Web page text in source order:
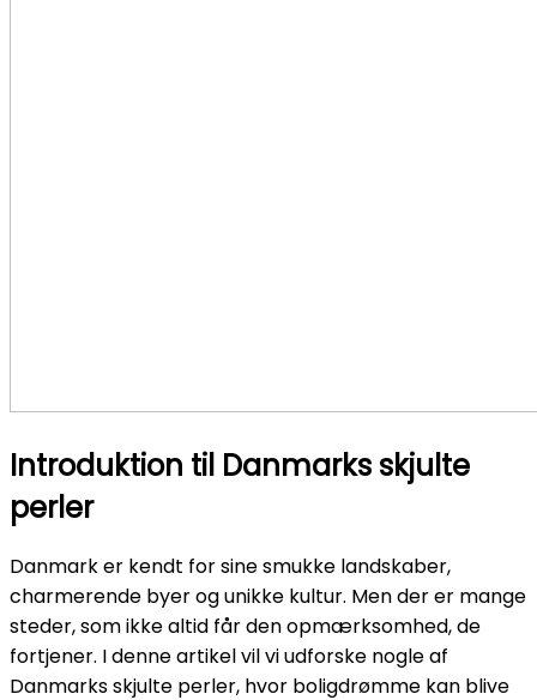
Introduktion til Danmarks skjulte
perler
Danmark er kendt for sine smukke landskaber,
charmerende byer og unikke kultur. Men der er mange
steder, som ikke altid får den opmærksomhed, de
fortjener. I denne artikel vil vi udforske nogle af
Danmarks skjulte perler, hvor boligdrømme kan blive